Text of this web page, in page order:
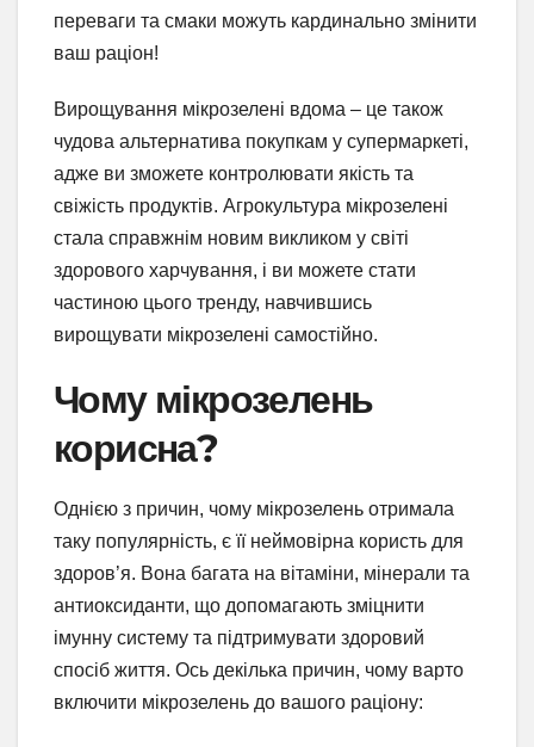
переваги та смаки можуть кардинально змінити
ваш раціон!
Вирощування мікрозелені вдома – це також
чудова альтернатива покупкам у супермаркеті,
адже ви зможете контролювати якість та
свіжість продуктів. Агрокультура мікрозелені
стала справжнім новим викликом у світі
здорового харчування, і ви можете стати
частиною цього тренду, навчившись
вирощувати мікрозелені самостійно.
Чому мікрозелень
корисна?
Однією з причин, чому мікрозелень отримала
таку популярність, є її неймовірна користь для
здоров’я. Вона багата на вітаміни, мінерали та
антиоксиданти, що допомагають зміцнити
імунну систему та підтримувати здоровий
спосіб життя. Ось декілька причин, чому варто
включити мікрозелень до вашого раціону: